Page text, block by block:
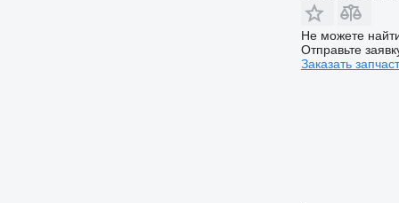
Не можете
Отправьте
Заказать